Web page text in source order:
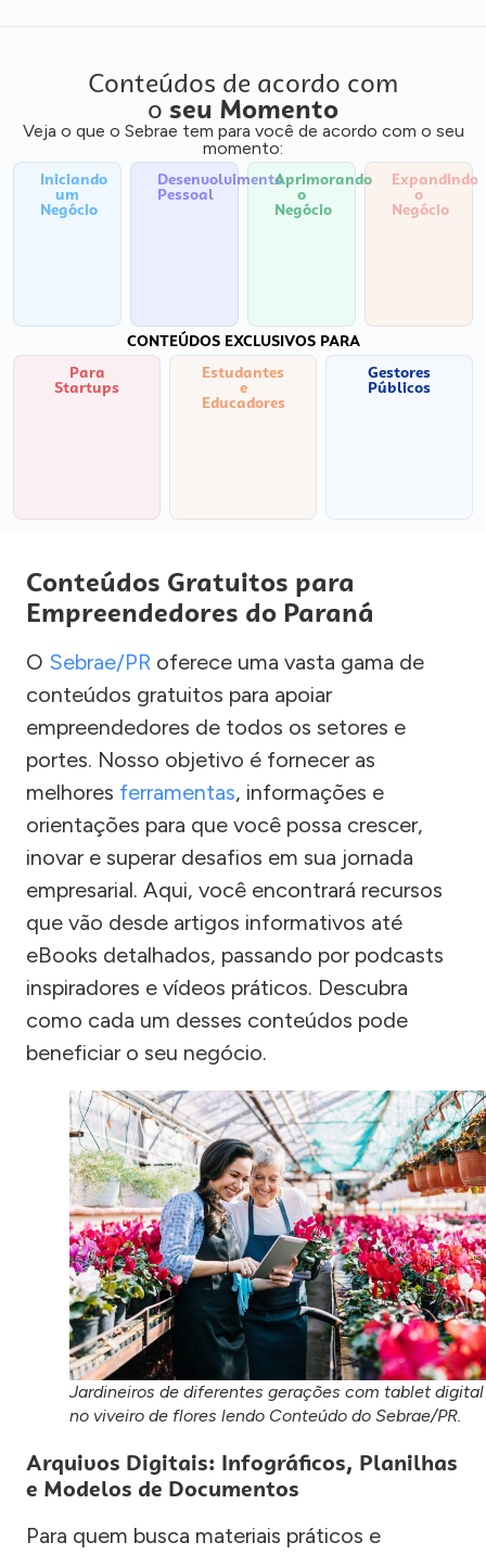
Conteúdos de acordo com
o seu Momento
Veja o que o Sebrae tem para você de acordo com o seu
momento:
Iniciando
um
Negócio
Desenvolvimento
Pessoal
Aprimorando
o
Negócio
Expandindo
o
Negócio
CONTEÚDOS EXCLUSIVOS PARA
Para
Startups
Estudantes
e
Educadores
Gestores
Públicos
Conteúdos Gratuitos para
Empreendedores do Paraná
O Sebrae/PR oferece uma vasta gama de
conteúdos gratuitos para apoiar
empreendedores de todos os setores e
portes. Nosso objetivo é fornecer as
melhores ferramentas, informações e
orientações para que você possa crescer,
inovar e superar desafios em sua jornada
empresarial. Aqui, você encontrará recursos
que vão desde artigos informativos até
eBooks detalhados, passando por podcasts
inspiradores e vídeos práticos. Descubra
como cada um desses conteúdos pode
beneficiar o seu negócio.
Jardineiros de diferentes gerações com tablet digital
no viveiro de flores lendo Conteúdo do Sebrae/PR.
Arquivos Digitais: Infográficos, Planilhas
e Modelos de Documentos
Para quem busca materiais práticos e